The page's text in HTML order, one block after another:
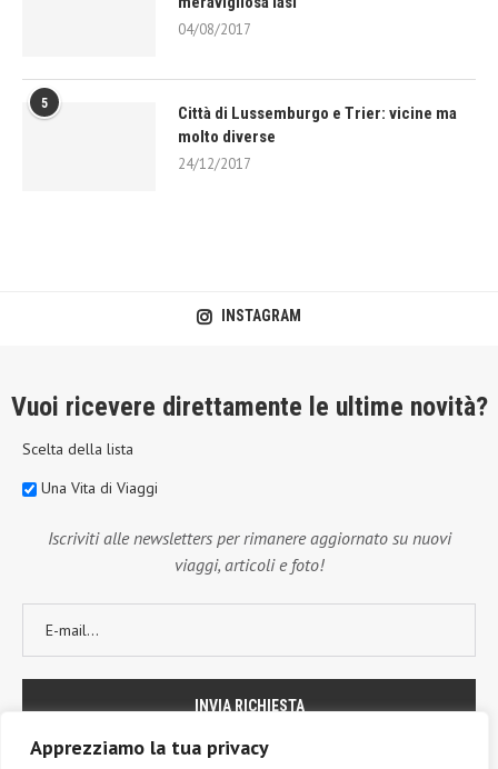
Apprezziamo la tua privacy
04/08/2017
5
Città di Lussemburgo e Trier: vicine ma
molto diverse
24/12/2017
INSTAGRAM
Vuoi ricevere direttamente le ultime novità?
Scelta della lista
Una Vita di Viaggi
Iscriviti alle newsletters per rimanere aggiornato su nuovi
viaggi, articoli e foto!